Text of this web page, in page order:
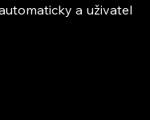
a uživatel